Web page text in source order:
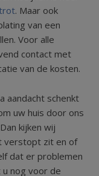
. Maar ook
van een
Voor alle
contact met
van de kosten.
aandacht schenkt
uw huis door ons
kijken wij
verstopt zit en of
dat er problemen
nog voor de